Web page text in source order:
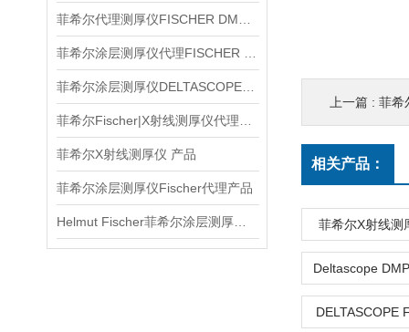
菲希尔X射线测厚仪 产品
菲希尔涂层测厚仪Fischer代理产品
上一篇 : 菲希
相关产品：
菲希尔X射线测
DELTASCOPE